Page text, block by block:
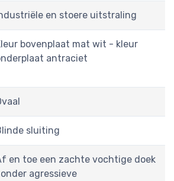
en stoere uitstraling
bovenplaat mat wit - kleur
antraciet
sluiting
en toe een zachte vochtige doek
agressieve